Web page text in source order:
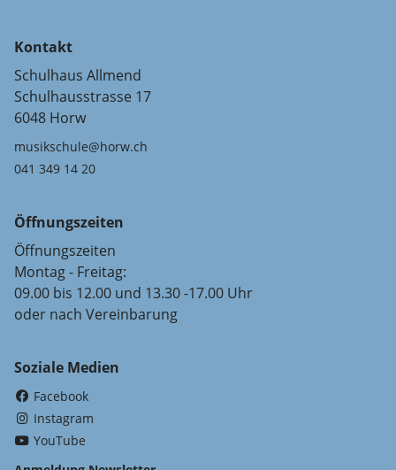
Kontakt
Schulhaus Allmend
Schulhausstrasse 17
6048 Horw
musikschule@horw.ch
041 349 14 20
Öffnungszeiten
Öffnungszeiten
Montag - Freitag:
09.00 bis 12.00 und 13.30 -17.00 Uhr
oder nach Vereinbarung
Soziale Medien
Facebook
Instagram
YouTube